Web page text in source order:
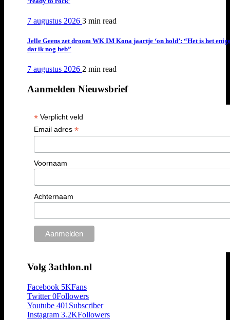
7 augustus 2026 3 min read
Jelle Geens zet droom WK IM Kona jaartje ‘on hold’: “Het is het
dat ik nog heb”
7 augustus 2026 2 min read
Aanmelden Nieuwsbrief
*Verplicht veld
Email adres *
Voornaam
Achternaam
Volg 3athlon.nl
Facebook 5KFans
Twitter 0Followers
Youtube 401 Subscriber
Instagram 3.2KFollowers